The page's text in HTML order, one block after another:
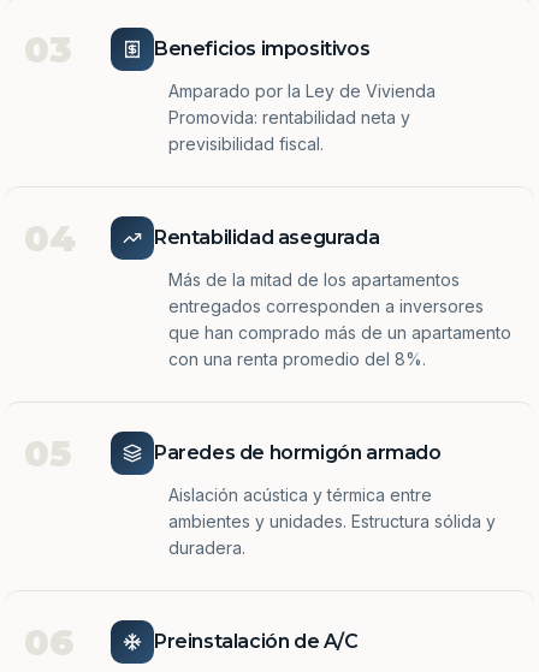
03 Beneficios impositivos
Amparado por la Ley de Vivienda
Promovida: rentabilidad neta y
previsibilidad fiscal.
04 Rentabilidad asegurada
Más de la mitad de los apartamentos
entregados corresponden a inversores
que han comprado más de un apartamento
con una renta promedio del 8%.
05 Paredes de hormigón armado
Aislación acústica y térmica entre
ambientes y unidades. Estructura sólida y
duradera.
06 Preinstalación de A/C